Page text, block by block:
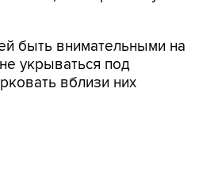
быть внимательными на
укрываться под
вблизи них